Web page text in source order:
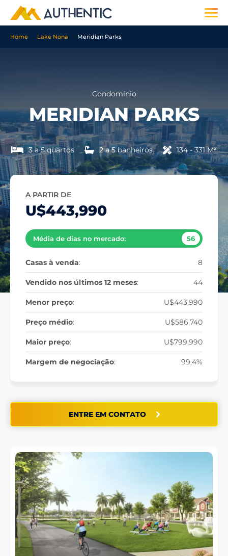
Home Lake Nona Meridian Parks
Condomínio
MERIDIAN PARKS
3 a 5 quartos 2 a 5 banheiros 134 - 331 M²
A PARTIR DE
U$443,990
Média de dias no mercado: 56
Casas à venda: 8
Vendido nos últimos 12 meses: 44
Menor preço: U$443,990
Preço médio: U$586,740
Maior preço: U$799,990
Margem de negociação: 99,4%
ENTRE EM CONTATO